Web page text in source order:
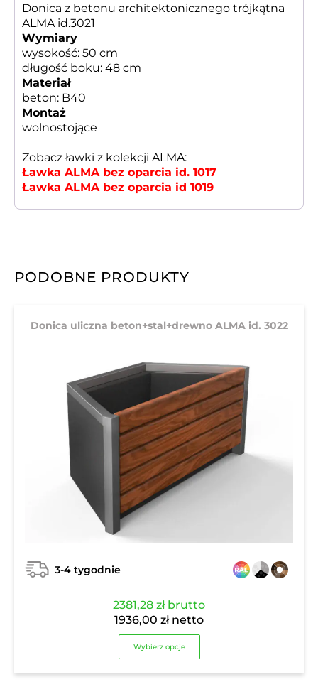
Donica z betonu architektonicznego trójkątna
ALMA id.3021
Wymiary
wysokość: 50 cm
długość boku: 48 cm
Materiał
beton: B40
Montaż
wolnostojące
Zobacz ławki z kolekcji ALMA:
Ławka ALMA bez oparcia id. 1017
Ławka ALMA bez oparcia id 1019
PODOBNE PRODUKTY
Donica uliczna beton+stal+drewno ALMA id. 3022
3-4 tygodnie
2381,28 złbrutto
1936,00 złnetto
Wybierz opcje